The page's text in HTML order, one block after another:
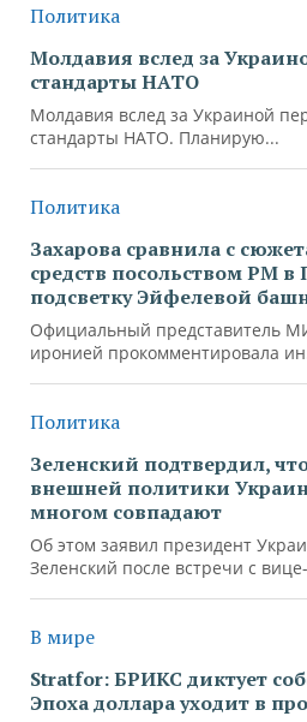
Политика
Молдавия вслед за
стандарты НАТО
Молдавия вслед за Украиной
стандарты НАТО. Планирую...
Политика
Захарова сравнила с
средств посольством РМ в
подсветку Эйфелевой
Официальный представитель
иронией прокомментировала
Политика
Зеленский подтвердил,
внешней политики
многом совпадают
Об этом заявил президент
Зеленский после встречи с
В мире
Stratfor: БРИКС диктует
Эпоха доллара уходит в